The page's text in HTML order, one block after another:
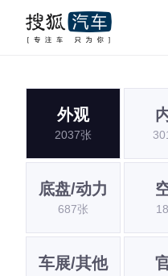
外观
2037张
底盘/动力
687张
车展/其他